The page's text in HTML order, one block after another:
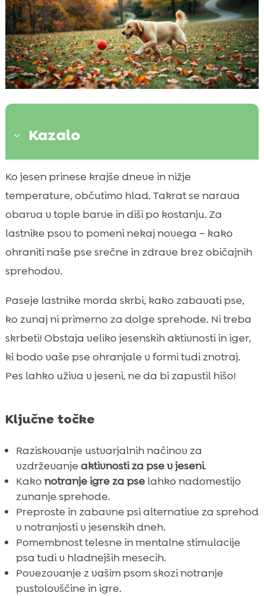
3 Kazalo
 Razumevanje potreb vašega psa jeseni

Zakaj je gibanje pomembno tudi v
hladnejših mesecih
Interaktivne igrače za zamotitev psa doma
Učenje novih trikov in ukazov
Notranje prigode z oblikovano vadbo
 CricksyDog: Pravilna prehrana za aktivne
pse
MeatLover priboljški za aktivne in razvajene
pse
Twinky vitamini in prehranski dodatki
agilitija
za nego
Zdravje zob z Denty veganskimi dentalnimi
paličicami
Zabavne igre za utruditi psa v slabem
vremenu
Zaključek
 FAQ
Ko jesen prinese krajše dneve in nižje
temperature, občutimo hlad. Takrat se narava
obarva v tople barve in diši po kostanju. Za
lastnike psov to pomeni nekaj novega – kako
ohraniti naše pse srečne in zdrave brez običajnih
sprehodov.
Paseje lastnike morda skrbi, kako zabavati pse,
ko zunaj ni primerno za dolge sprehode. Ni treba
skrbeti! Obstaja veliko jesenskih aktivnosti in iger,
ki bodo vaše pse ohranjale v formi tudi znotraj.
Pes lahko uživa v jeseni, ne da bi zapustil hišo!
Ključne točke
Raziskovanje ustvarjalnih načinov za
vzdrževanje aktivnosti za pse v jeseni.
Kako notranje igre za pselahko nadomestijo
zunanje sprehode.
Preproste in zabavne psi alternative za sprehod
v notranjosti v jesenskih dneh.
Pomembnost telesne in mentalne stimulacije
psa tudi v hladnejših mesecih.
Povezovanje z vašim psom skozi notranje
pustolovščine in igre.